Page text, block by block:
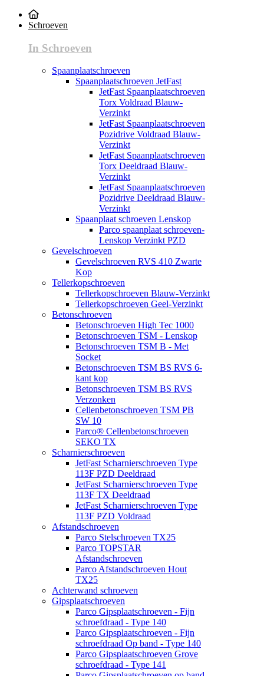
Schroeven
In Schroeven
Spaanplaatschroeven
Spaanplaatschroeven JetFast
JetFast Spaanplaatschroeven
Torx Voldraad Blauw-
Verzinkt
JetFast Spaanplaatschroeven
Pozidrive Voldraad Blauw-
Verzinkt
JetFast Spaanplaatschroeven
Torx Deeldraad Blauw-
Verzinkt
JetFast Spaanplaatschroeven
Pozidrive Deeldraad Blauw-
Verzinkt
Spaanplaat schroeven Lenskop
Parco spaanplaat schroeven-
Lenskop Verzinkt PZD
Gevelschroeven
Gevelschroeven RVS 410 Zwarte
Kop
Tellerkopschroeven
Tellerkopschroeven Blauw-Verzinkt
Tellerkopschroeven Geel-Verzinkt
Betonschroeven
Betonschroeven High Tec 1000
Betonschroeven TSM - Lenskop
Betonschroeven TSM B - Met
Socket
Betonschroeven TSM BS RVS 6-
kant kop
Betonschroeven TSM BS RVS
Verzonken
Cellenbetonschroeven TSM PB
SW 10
Parco® Cellenbetonschroeven
SEKO TX
Scharnierschroeven
JetFast Scharnierschroeven Type
113F PZD Deeldraad
JetFast Scharnierschroeven Type
113F TX Deeldraad
JetFast Scharnierschroeven Type
113F PZD Voldraad
Afstandschroeven
Parco Stelschroeven TX25
Parco TOPSTAR
Afstandschroeven
Parco Afstandschroeven Hout
TX25
Achterwand schroeven
Gipsplaatschroeven
Parco Gipsplaatschroeven - Fijn
schroefdraad - Type 140
Parco Gipsplaatschroeven - Fijn
schroefdraad Op band - Type 140
Parco Gipsplaatschroeven Grove
schroefdraad - Type 141